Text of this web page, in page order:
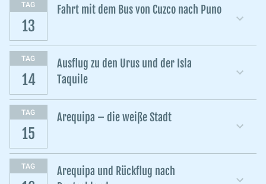
TAG
13
Fahrt mit dem Bus von Cuzco nach Puno
TAG
14
Ausflug zu den Urus und der Isla
Taquile
TAG
15
Arequipa – die weiße Stadt
TAG
Arequipa und Rückflug nach